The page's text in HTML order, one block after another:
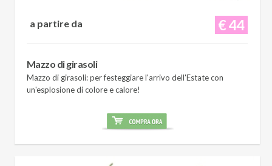
€ 44
a partire da
Mazzo di girasoli
Mazzo di girasoli: per festeggiare l'arrivo dell'Estate con
un'esplosione di colore e calore!